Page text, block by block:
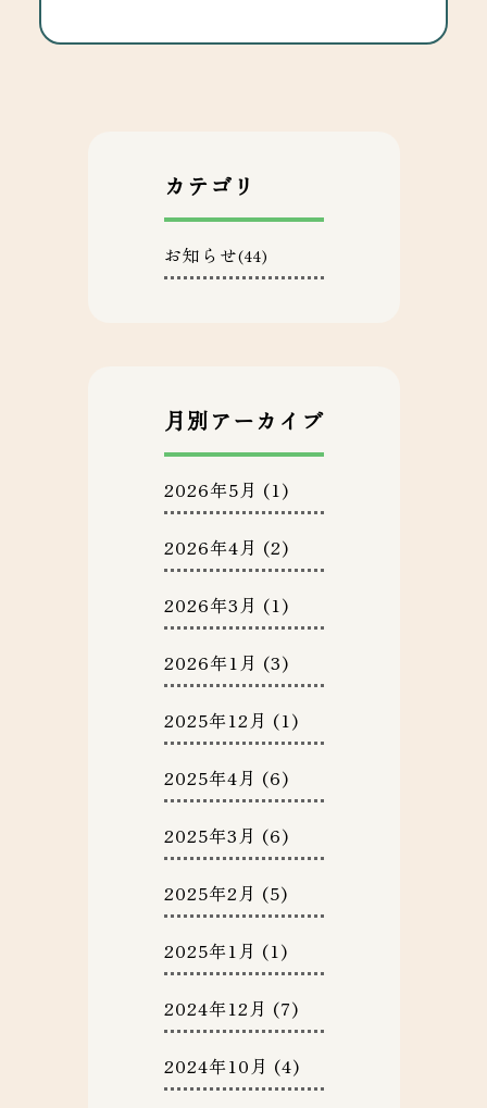
カテゴリ
お知らせ(44)
月別アーカイブ
2026年5月 (1)
2026年4月 (2)
2026年3月 (1)
2026年1月 (3)
2025年12月 (1)
2025年4月 (6)
2025年3月 (6)
2025年2月 (5)
2025年1月 (1)
2024年12月 (7)
2024年10月 (4)